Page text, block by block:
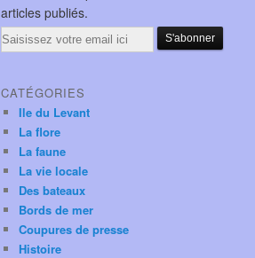
articles publiés.
Email
CATÉGORIES
Ile du Levant
La flore
La faune
La vie locale
Des bateaux
Bords de mer
Coupures de presse
Histoire